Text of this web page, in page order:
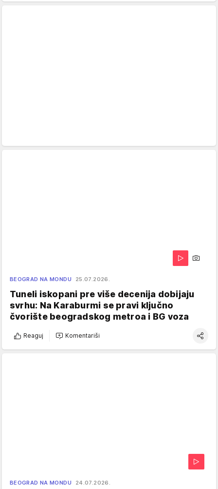
BEOGRAD NA MONDU 25.07.2026.
Tuneli iskopani pre više decenija dobijaju
svrhu: Na Karaburmi se pravi ključno
čvorište beogradskog metroa i BG voza
Reaguj Komentariši
BEOGRAD NA MONDU 24.07.2026.